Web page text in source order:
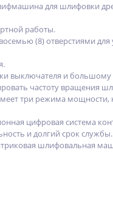
для шлифовки
работы.
(8) отверстиями
выключателя и
частоту вращения
три режима мощности,
цифровая система
и долгий срок службы.
шлифовальная